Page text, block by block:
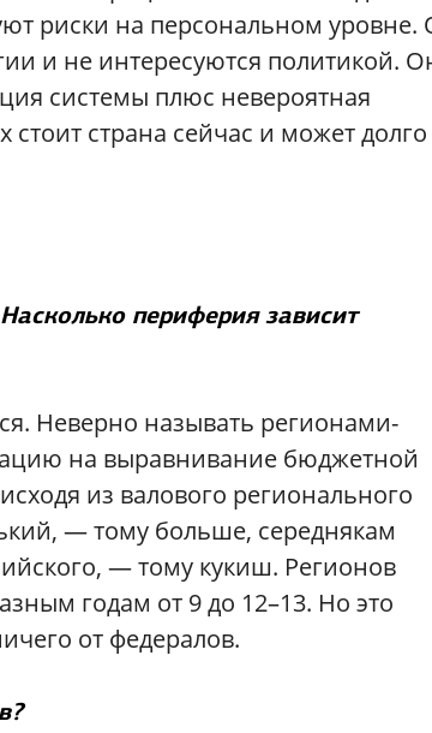
риски на персональном уровне.
и не интересуются политикой.
системы плюс невероятная
страна сейчас и может долго
периферия зависит
Неверно называть регионами-
на выравнивание бюджетной
из валового регионального
— тому больше, середнякам
— тому кукиш. Регионов
годам от 9 до 12–13. Но это
от федералов.